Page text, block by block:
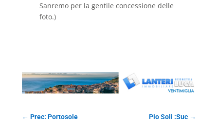
Sanremo per la gentile concessione delle
foto.)
← Prec: Portosole Pio Soli :Suc →